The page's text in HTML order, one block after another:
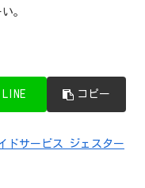
。
LINE コピー
ドサービス ジェスター